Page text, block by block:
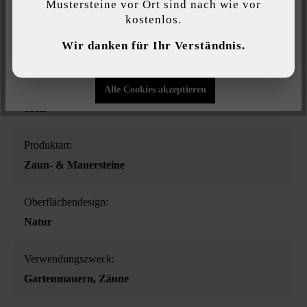
basalt-schattiert
Oberflächenstruktur:
Produktart:
Zaun- & Mauersteine
Oberflächendesign:
Natur
Verwendungszweck:
Gartenmauern, Zäune
Individuelle Einstellungen
Alle Cookies akzeptieren
Mustersteine vor Ort sind nach wie vor
kostenlos.
Wir danken für Ihr Verständnis.